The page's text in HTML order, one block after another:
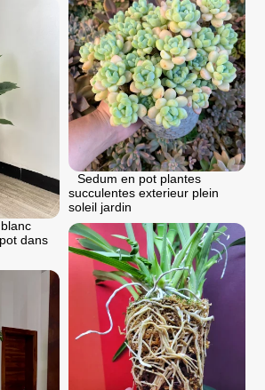
Sedum en pot plantes
succulentes exterieur plein
soleil jardin
dans